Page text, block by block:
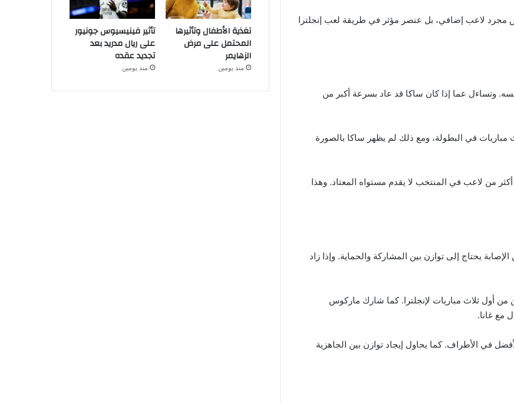
مجرد لاعب إضافي، بل عنصر مؤثر في طريقة لعب إنجلترا
وتساءل عما إذا كان ساكا قد عاد بسرعة أكبر من
في البطولة، ومع ذلك لم يظهر ساكا بالصورة
من لاعب في المنتخب لا يقدم مستواه المعتاد. وهذا
يحتاج إلى توازن بين المشاركة والحماية. وإذا زاد
من أول ثلاث مباريات لإنجلترا. كما شارك ماركوس
مع غانا.
في الأطراف. كما يحاول إيجاد توازن بين الجاهزية
تغذية الأطفال وتأثيرها
المحتمل على مرض
الزهايمر
منذ يومين
تأثير فينيسيوس جونيور
على ريال مدريد بعد
تجديد عقده
منذ يومين